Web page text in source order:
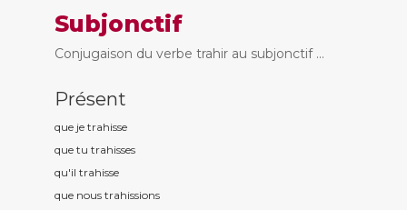
Subjonctif
Conjugaison du verbe trahir au subjonctif ...
Présent
que je trahisse
que tu trahisses
qu'il trahisse
que nous trahissions